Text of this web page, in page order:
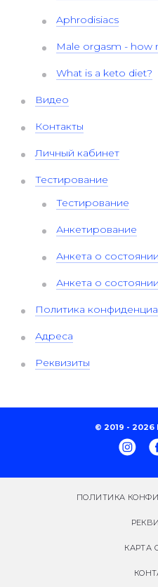
Aphrodisiacs
Male orgasm - how
What is a keto diet?
Видео
Контакты
Личный кабинет
Тестирование
Тестирование
Анкетирование
Анкета о
Анкета о
Политика
Адреса
Реквизиты
© 2019 - 2026
ПОЛИТИКА
КАРТА